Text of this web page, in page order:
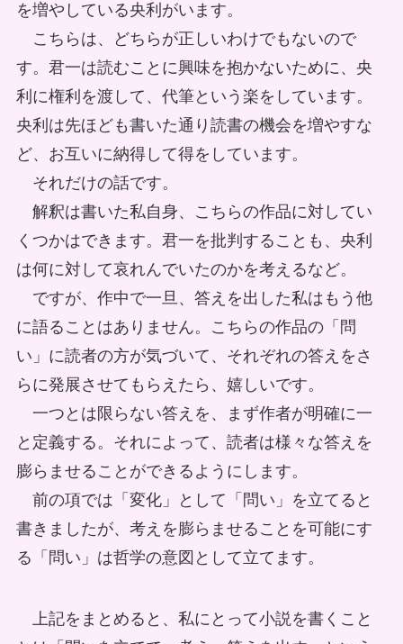
を増やしている央利がいます。
こちらは、どちらが正しいわけでもないので
す。君一は読むことに興味を抱かないために、央
利に権利を渡して、代筆という楽をしています。
央利は先ほども書いた通り読書の機会を増やすな
ど、お互いに納得して得をしています。
それだけの話です。
解釈は書いた私自身、こちらの作品に対してい
くつかはできます。君一を批判することも、央利
は何に対して哀れんでいたのかを考えるなど。
ですが、作中で一旦、答えを出した私はもう他
に語ることはありません。こちらの作品の「問
い」に読者の方が気づいて、それぞれの答えをさ
らに発展させてもらえたら、嬉しいです。
一つとは限らない答えを、まず作者が明確に一
と定義する。それによって、読者は様々な答えを
膨らませることができるようにします。
前の項では「変化」として「問い」を立てると
書きましたが、考えを膨らませることを可能にす
る「問い」は哲学の意図として立てます。
上記をまとめると、私にとって小説を書くこと